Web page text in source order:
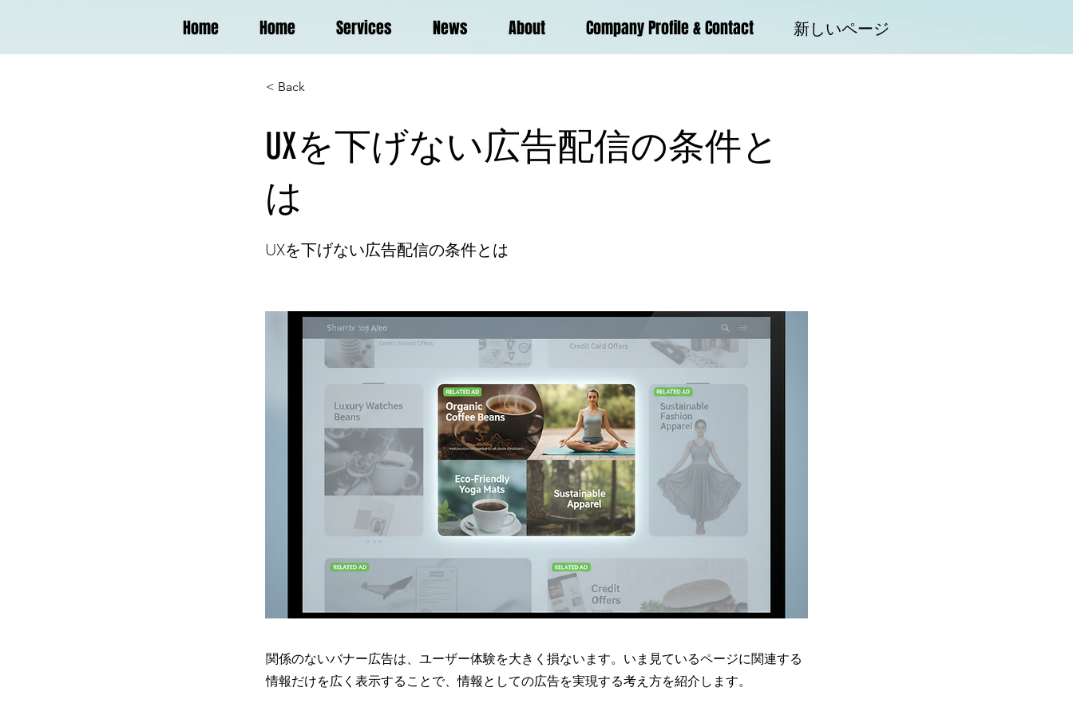
Home Home Services News About Company Profile & Contact 新しいページ
< Back
UXを下げない広告配信の条件と
は
UXを下げない広告配信の条件とは
関係のないバナー広告は、ユーザー体験を大きく損ないます。いま見ているページに関連する
情報だけを広く表示することで、情報としての広告を実現する考え方を紹介します。